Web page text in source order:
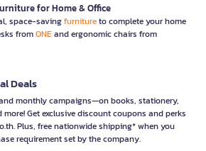
for Home & Office
space-savingfurnitureto complete your home
fromONEand ergonomic chairs from
Deals
monthly campaigns—on books, stationery,
Get exclusive discount coupons and perks
Plus, free nationwide shipping* when you
requirement set by the company.